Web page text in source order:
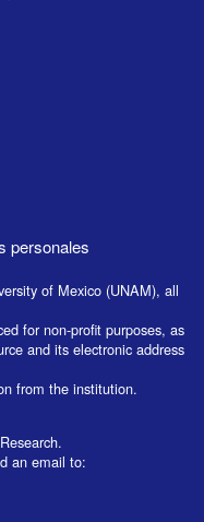
personales
of Mexico (UNAM), all
for non-profit purposes, as
and its electronic address
from the institution.
an email to: